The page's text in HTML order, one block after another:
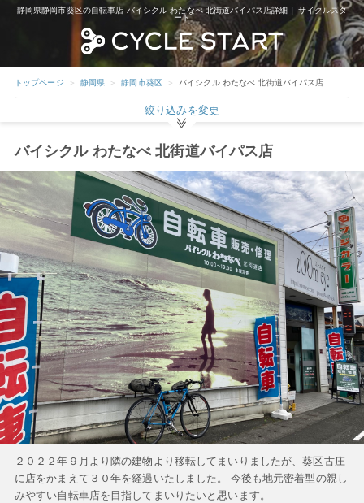
静岡県静岡市葵区の自転車店 バイシクル わたなべ 北街道バイパス店詳細 | サイクルスタ
ート
トップページ 静岡県 静岡市葵区 バイシクル わたなべ 北街道バイパス店
絞り込みを変更
バイシクル わたなべ 北街道バイパス店
２０２２年９月より隣の建物より移転してまいりましたが、葵区古庄
に店をかまえて３０年を経過いたしました。 今後も地元密着型の親し
みやすい自転車店を目指してまいりたいと思います。